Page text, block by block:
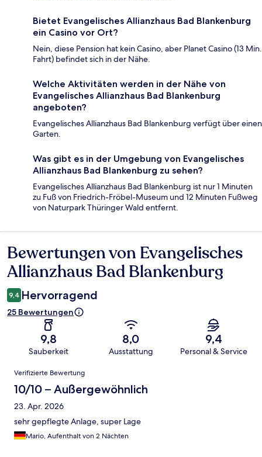
Bietet Evangelisches Allianzhaus Bad Blankenburg
ein Casino vor Ort?
Nein, diese Pension hat kein Casino, aber Planet Casino (13 Min.
Fahrt) befindet sich in der Nähe.
Welche Aktivitäten werden in der Nähe von
Evangelisches Allianzhaus Bad Blankenburg
angeboten?
Evangelisches Allianzhaus Bad Blankenburg verfügt über einen
Garten.
Was gibt es in der Umgebung von Evangelisches
Allianzhaus Bad Blankenburg zu sehen?
Evangelisches Allianzhaus Bad Blankenburg ist nur 1 Minuten
zu Fuß von Friedrich-Fröbel-Museum und 12 Minuten Fußweg
von Naturpark Thüringer Wald entfernt.
Bewertungen
Bewertungen von Evangelisches
Allianzhaus Bad Blankenburg
9,4 Hervorragend
25 Bewertungen
9,8
Sauberkeit
8,0
Ausstattung
9,4
Personal & Service
Bewertungen
Verifizierte Bewertung
10/10 – Außergewöhnlich
23. Apr. 2026
sehr gepflegte Anlage, super Lage
Mario, Aufenthalt von 2 Nächten